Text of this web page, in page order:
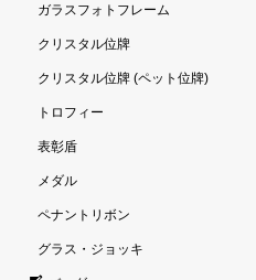
ガラスフォトフレーム
クリスタル位牌
クリスタル位牌 (ペット位牌)
トロフィー
表彰盾
メダル
ペナントリボン
グラス・ジョッキ